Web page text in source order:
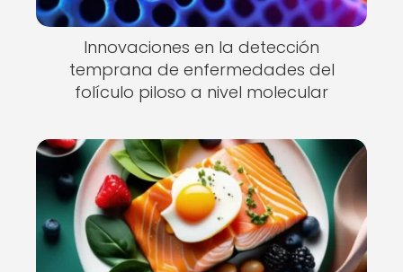
Innovaciones en la detección
temprana de enfermedades del
folículo piloso a nivel molecular